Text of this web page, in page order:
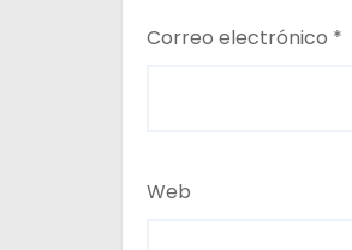
Correo electrónico *
Web